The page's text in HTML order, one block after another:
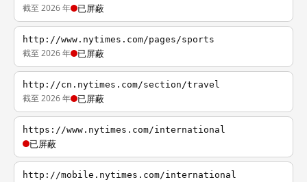
截至 2026 年 已屏蔽
http://www.nytimes.com/pages/sports
截至 2026 年 已屏蔽
http://cn.nytimes.com/section/travel
截至 2026 年 已屏蔽
https://www.nytimes.com/international
已屏蔽
http://mobile.nytimes.com/international